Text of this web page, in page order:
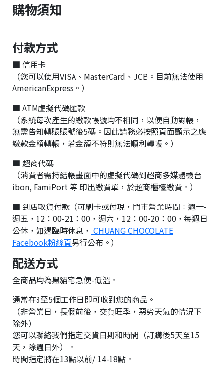
購物須知
付款方式
■ 信用卡
（您可以使用VISA、MasterCard、JCB。目前無法使用
AmericanExpress。）
■ ATM虛擬代碼匯款
（系統每次產生的繳款帳號均不相同，以便自動對帳，
無需告知轉賬賬號後5碼。因此請務必按照頁面顯示之應
繳款金額轉帳，若金額不符則無法順利轉帳。）
■ 超商代碼
（消費者需持結帳畫面中的虛擬代碼到超商多媒體機台
ibon, FamiPort 等 印出繳費單，於超商櫃檯繳費。）
■ 到店取貨付款（可刷卡或付現，門市營業時間：週一-
週五，12：00-21：00，週六，12：00-20：00，每週日
公休，如遇臨時休息， CHUANG CHOCOLATE
Facebook粉絲頁另行公布。）
配送方式
全商品均為黑貓宅急便-低溫。
通常在3至5個工作日即可收到您的商品。
（非營業日，長假前後，交貨旺季，惡劣天氣的情況下
除外）
您可以聯絡我們指定交貨日期和時間（訂購後5天至15
天，除週日外）。
時間指定將在13點以前/ 14-18點。